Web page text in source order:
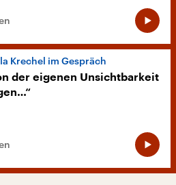
Krechel im Gespräch
der eigenen Unsichtbarkeit